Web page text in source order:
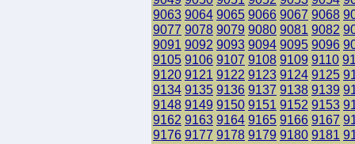
9063 9064 9065 9066 9067 9068
9077 9078 9079 9080 9081 9082
9091 9092 9093 9094 9095 9096
9105 9106 9107 9108 9109 9110
9120 9121 9122 9123 9124 9125
9134 9135 9136 9137 9138 9139
9148 9149 9150 9151 9152 9153
9162 9163 9164 9165 9166 9167
9176 9177 9178 9179 9180 9181